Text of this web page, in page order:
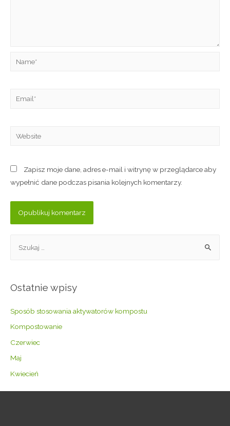
Zapisz moje dane, adres e-mail i witrynę w przeglądarce aby
wypełnić dane podczas pisania kolejnych komentarzy.
Ostatnie wpisy
Sposób stosowania aktywatorów kompostu
Kompostowanie
Czerwiec
Maj
Kwiecień